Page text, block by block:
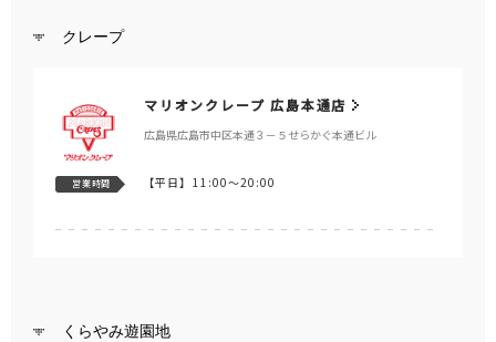
クレープ
マリオンクレープ 広島本通店
広島県広島市中区本通３－５せらかぐ本通ビル
営業時間 【平日】 11:00～20:00
くらやみ遊園地